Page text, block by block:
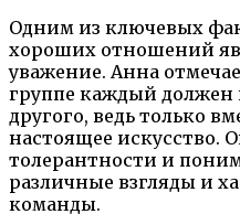
Одним из ключевых
хороших отношений
уважение. Анна
группе каждый должен
другого, ведь только
настоящее искусство.
толерантности и
различные взгляды и
команды.